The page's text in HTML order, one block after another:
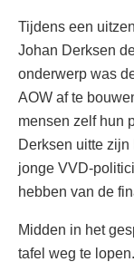
Tijdens een
Johan Derksen
onderwerp was
AOW af te
mensen zelf hun
Derksen uitte
jonge VVD-
hebben van de
Midden in het
tafel weg te